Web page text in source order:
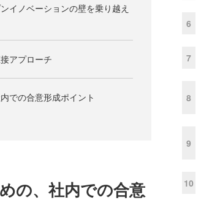
イノベーションの壁を乗り越え
アプローチ
での合意形成ポイント
の、社内での合意
6
7
8
9
10